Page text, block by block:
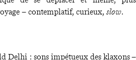
– contemplatif, curieux, slow.
Delhi : sons impétueux des klaxons –